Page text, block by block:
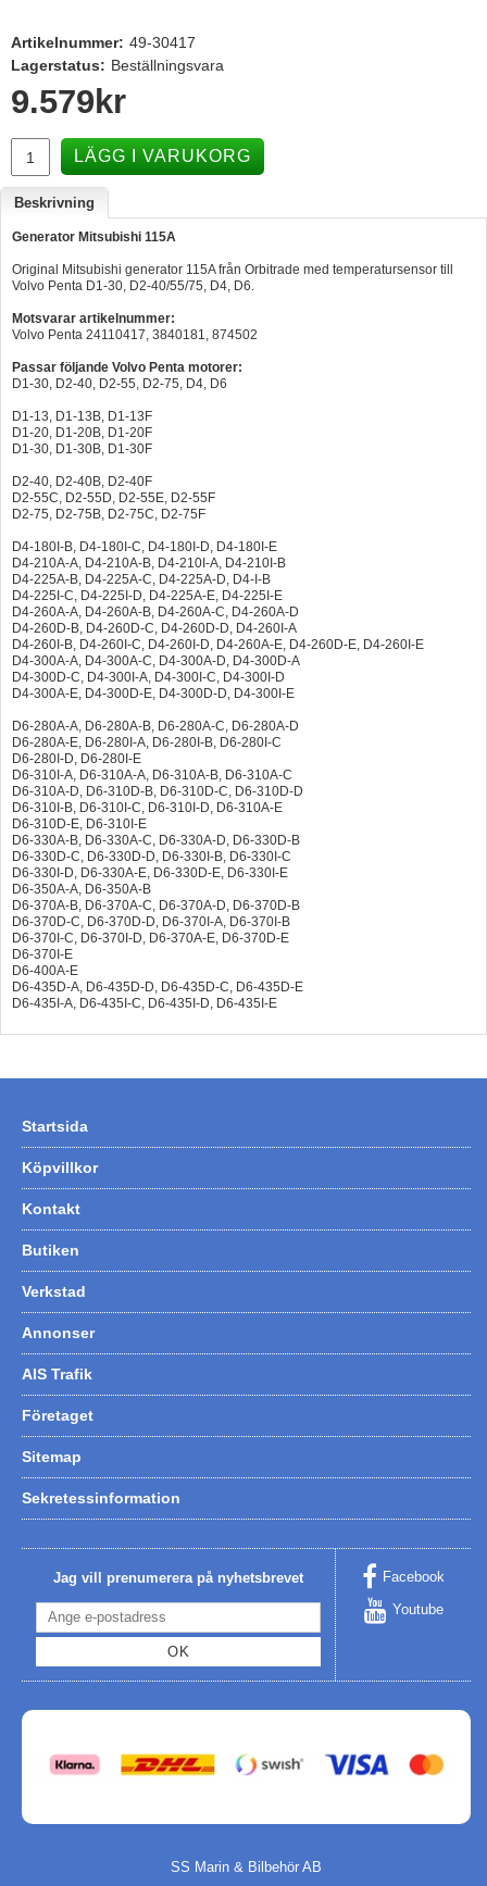
Victron - Batteriladdare
CTEK - Batteriladdare
Webasto - Dieselvärmare
Kamasa Tools - Verktyg
Calix - Packline - Takboxar
Thule - Takboxar
Thule - Lasthållare
LAGERRENSING
Begagnade Motorer & Båtar
Artikelnummer: 49-30417
Lagerstatus: Beställningsvara
9.579 kr
LÄGG I VARUKORG
Beskrivning
Generator Mitsubishi 115A
Original Mitsubishi generator 115A från Orbitrade med temperatursensor till
Volvo Penta D1-30, D2-40/55/75, D4, D6.
Motsvarar artikelnummer:
Volvo Penta 24110417, 3840181, 874502
Passar följande Volvo Penta motorer:
D1-30, D2-40, D2-55, D2-75, D4, D6
D1-13, D1-13B, D1-13F
D1-20, D1-20B, D1-20F
D1-30, D1-30B, D1-30F
D2-40, D2-40B, D2-40F
D2-55C, D2-55D, D2-55E, D2-55F
D2-75, D2-75B, D2-75C, D2-75F
D4-180I-B, D4-180I-C, D4-180I-D, D4-180I-E
D4-210A-A, D4-210A-B, D4-210I-A, D4-210I-B
D4-225A-B, D4-225A-C, D4-225A-D, D4-I-B
D4-225I-C, D4-225I-D, D4-225A-E, D4-225I-E
D4-260A-A, D4-260A-B, D4-260A-C, D4-260A-D
D4-260D-B, D4-260D-C, D4-260D-D, D4-260I-A
D4-260I-B, D4-260I-C, D4-260I-D, D4-260A-E, D4-260D-E, D4-260I-E
D4-300A-A, D4-300A-C, D4-300A-D, D4-300D-A
D4-300D-C, D4-300I-A, D4-300I-C, D4-300I-D
D4-300A-E, D4-300D-E, D4-300D-D, D4-300I-E
D6-280A-A, D6-280A-B, D6-280A-C, D6-280A-D
D6-280A-E, D6-280I-A, D6-280I-B, D6-280I-C
D6-280I-D, D6-280I-E
D6-310I-A, D6-310A-A, D6-310A-B, D6-310A-C
D6-310A-D, D6-310D-B, D6-310D-C, D6-310D-D
D6-310I-B, D6-310I-C, D6-310I-D, D6-310A-E
D6-310D-E, D6-310I-E
D6-330A-B, D6-330A-C, D6-330A-D, D6-330D-B
D6-330D-C, D6-330D-D, D6-330I-B, D6-330I-C
D6-330I-D, D6-330A-E, D6-330D-E, D6-330I-E
D6-350A-A, D6-350A-B
D6-370A-B, D6-370A-C, D6-370A-D, D6-370D-B
D6-370D-C, D6-370D-D, D6-370I-A, D6-370I-B
D6-370I-C, D6-370I-D, D6-370A-E, D6-370D-E
D6-370I-E
D6-400A-E
D6-435D-A, D6-435D-D, D6-435D-C, D6-435D-E
D6-435I-A, D6-435I-C, D6-435I-D, D6-435I-E
Startsida
Köpvillkor
Kontakt
Butiken
Verkstad
Annonser
AIS Trafik
Företaget
Sitemap
Sekretessinformation
Jag vill prenumerera på nyhetsbrevet
OK
Facebook
Youtube
SS Marin & Bilbehör AB